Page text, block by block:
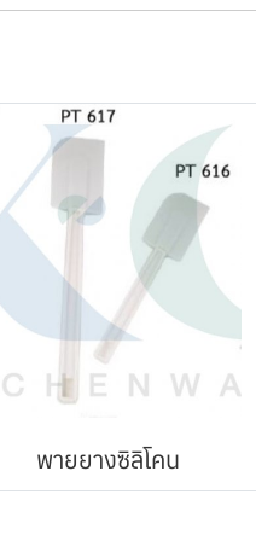
พายยางซิลิโคน